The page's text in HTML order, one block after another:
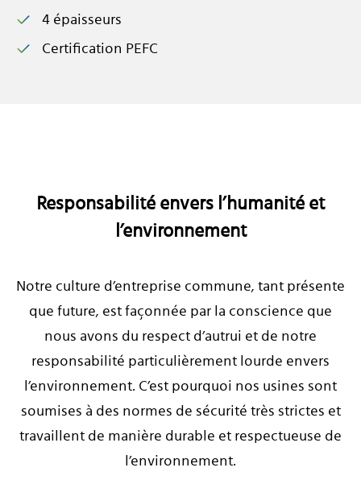
4 épaisseurs
Certification PEFC
Responsabilité envers l’humanité et
l’environnement
Notre culture d’entreprise commune, tant présente
que future, est façonnée par la conscience que
nous avons du respect d’autrui et de notre
responsabilité particulièrement lourde envers
l’environnement. C’est pourquoi nos usines sont
soumises à des normes de sécurité très strictes et
travaillent de manière durable et respectueuse de
l’environnement.